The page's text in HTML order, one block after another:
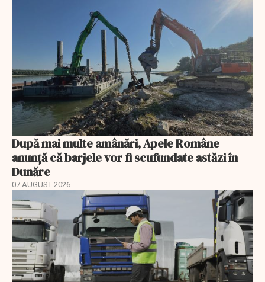
După mai multe amânări, Apele Române
anunță că barjele vor fi scufundate astăzi în
Dunăre
07 AUGUST 2026